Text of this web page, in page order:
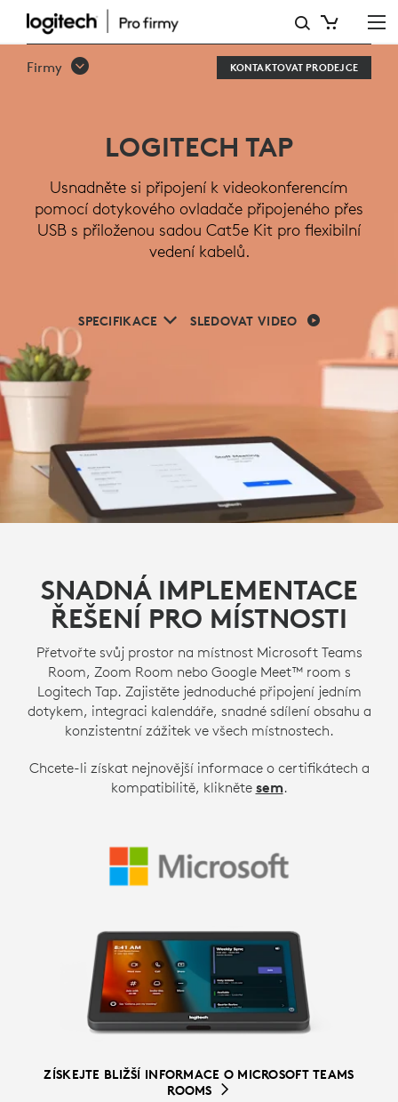
DOTYKOVÝ
OVLADAČ
LOGITECH
TAP
Firmy KONTAKTOVAT PRODEJCE
LOGITECH TAP
Usnadněte si připojení k videokonferencím
pomocí dotykového ovladače připojeného přes
USB s přiloženou sadou Cat5e Kit pro flexibilní
vedení kabelů.
SPECIFIKACE SLEDOVAT VIDEO
SNADNÁ IMPLEMENTACE
ŘEŠENÍ PRO MÍSTNOSTI
Přetvořte svůj prostor na místnost Microsoft Teams
Room, Zoom Room nebo Google Meet™ room s
Logitech Tap. Zajistěte jednoduché připojení jedním
dotykem, integraci kalendáře, snadné sdílení obsahu a
konzistentní zážitek ve všech místnostech.
Chcete-li získat nejnovější informace o certifikátech a
kompatibilitě, klikněte sem.
ZÍSKEJTE BLIŽŠÍ INFORMACE O MICROSOFT TEAMS
ROOMS
ZÍSKEJTE VÍCE INFORMACÍ O ŘEŠENÍCH PRO MÍSTNOSTI
PRO GOOGLE MEET